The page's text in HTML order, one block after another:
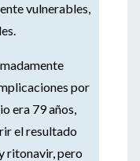
vulnerables,
por
era 79 años,
el resultado
ritonavir, pero